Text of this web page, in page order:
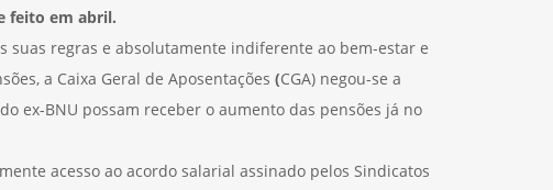
feito em abril.
suas regras e absolutamente indiferente ao bem-estar e
a Caixa Geral de Aposentações (CGA) negou-se a
ex-BNU possam receber o aumento das pensões já no
acesso ao acordo salarial assinado pelos Sindicatos